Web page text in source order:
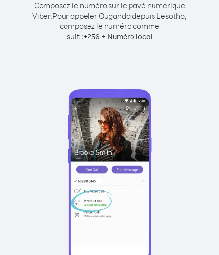
Composez le numéro sur le pavé numérique
Viber.Pour appeler Ouganda depuis Lesotho,
composez le numéro comme
suit :+256 + Numéro local